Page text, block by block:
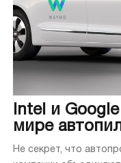
Intel и
мире
Не секрет, что